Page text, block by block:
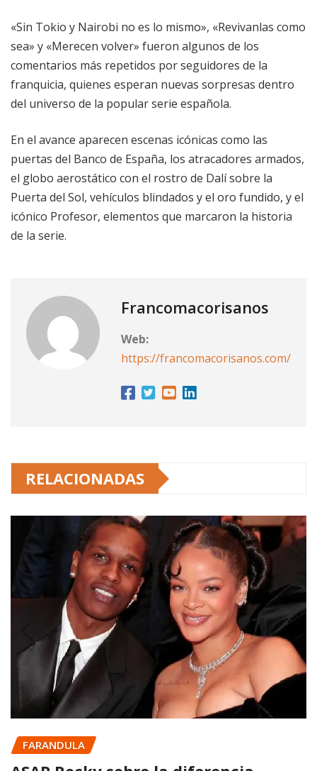
«Sin Tokio y Nairobi no es lo mismo», «Revivanlas como
sea» y «Merecen volver» fueron algunos de los
comentarios más repetidos por seguidores de la
franquicia, quienes esperan nuevas sorpresas dentro
del universo de la popular serie española.
En el avance aparecen escenas icónicas como las
puertas del Banco de España, los atracadores armados,
el globo aerostático con el rostro de Dalí sobre la
Puerta del Sol, vehículos blindados y el oro fundido, y el
icónico Profesor, elementos que marcaron la historia
de la serie.
Francomacorisanos
Web:
https://francomacorisanos.com/
RELACIONADAS
FARANDULA